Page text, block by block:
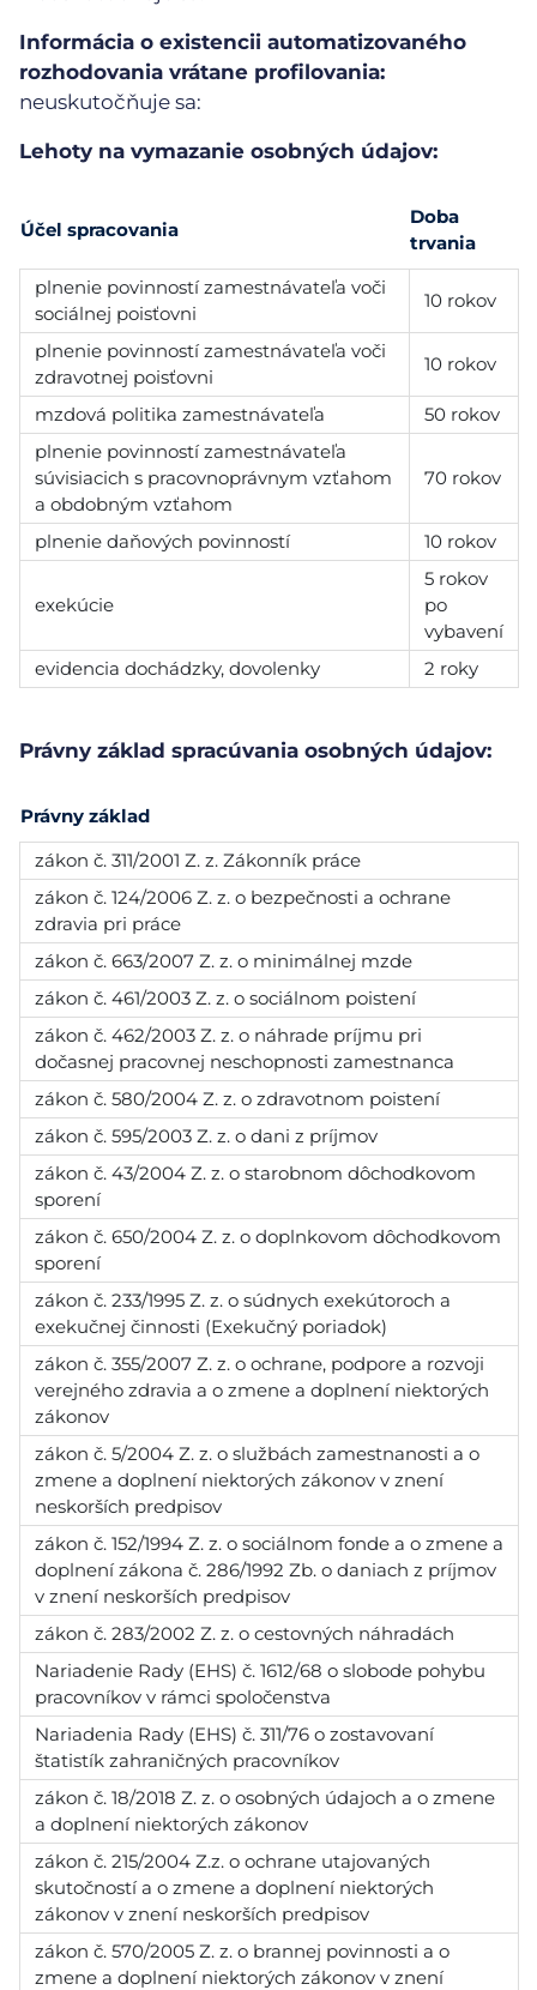
Informácia o existencii automatizovaného
rozhodovania vrátane profilovania:
neuskutočňuje sa:
Lehoty na vymazanie osobných údajov:
Účel spracovania
Doba
trvania
plnenie povinností zamestnávateľa voči
sociálnej poisťovni
10 rokov
plnenie povinností zamestnávateľa voči
zdravotnej poisťovni
10 rokov
mzdová politika zamestnávateľa
50 rokov
plnenie povinností zamestnávateľa
súvisiacich s pracovnoprávnym vzťahom
a obdobným vzťahom
70 rokov
plnenie daňových povinností 10 rokov
exekúcie
5 rokov
po
vybavení
evidencia dochádzky, dovolenky
2 roky
Právny základ spracúvania osobných údajov:
Právny základ
zákon č. 311/2001 Z. z. Zákonník práce
zákon č. 124/2006 Z. z. o bezpečnosti a ochrane
zdravia pri práce
zákon č. 663/2007 Z. z. o minimálnej mzde
zákon č. 461/2003 Z. z. o sociálnom poistení
zákon č. 462/2003 Z. z. o náhrade príjmu pri
dočasnej pracovnej neschopnosti zamestnanca
zákon č. 580/2004 Z. z. o zdravotnom poistení
zákon č. 595/2003 Z. z. o dani z príjmov
zákon č. 43/2004 Z. z. o starobnom dôchodkovom
sporení
zákon č. 650/2004 Z. z. o doplnkovom dôchodkovom
sporení
zákon č. 233/1995 Z. z. o súdnych exekútoroch a
exekučnej činnosti (Exekučný poriadok)
zákon č. 355/2007 Z. z. o ochrane, podpore a rozvoji
verejného zdravia a o zmene a doplnení niektorých
zákonov
zákon č. 5/2004 Z. z. o službách zamestnanosti a o
zmene a doplnení niektorých zákonov v znení
neskorších predpisov
zákon č. 152/1994 Z. z. o sociálnom fonde a o zmene a
doplnení zákona č. 286/1992 Zb. o daniach z príjmov
v znení neskorších predpisov
zákon č. 283/2002 Z. z. o cestovných náhradách
Nariadenie Rady (EHS) č. 1612/68 o slobode pohybu
pracovníkov v rámci spoločenstva
Nariadenia Rady (EHS) č. 311/76 o zostavovaní
štatistík zahraničných pracovníkov
zákon č. 18/2018 Z. z. o osobných údajoch a o zmene
a doplnení niektorých zákonov
zákon č. 215/2004 Z.z. o ochrane utajovaných
skutočností a o zmene a doplnení niektorých
zákonov v znení neskorších predpisov
zákon č. 570/2005 Z. z. o brannej povinnosti a o
zmene a doplnení niektorých zákonov v znení